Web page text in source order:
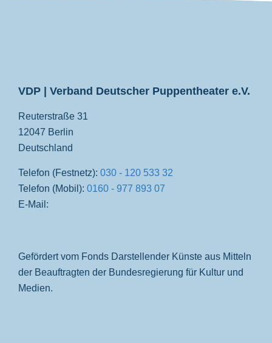
VDP | Verband Deutscher Puppentheater e.V.
Reuterstraße 31
12047 Berlin
Deutschland
Telefon (Festnetz): 030 - 120 533 32
Telefon (Mobil): 0160 - 977 893 07
E-Mail:
Gefördert vom Fonds Darstellender Künste aus Mitteln
der Beauftragten der Bundesregierung für Kultur und
Medien.